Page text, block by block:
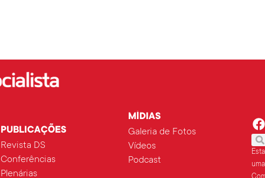
PUBLICAÇÕES
Revista DS
Conferências
Plenárias
MÍDIAS
Galeria de Fotos
Vídeos
Podcast